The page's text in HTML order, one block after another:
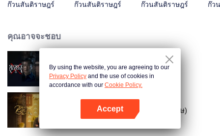
ก๊วนสันติราษฎร์
ก๊วนสันติราษฎร์
ก๊วนสันติราษฎร์
ก๊ว
คุณอาจจะชอบ
หักเหลี่ยมทรชน
ป่วนหัวใจหมอเทวดา (พากย์อังกฤษ)
By using the website, you are agreeing to our
Privacy Policy and the use of cookies in
accordance with our Cookie Policy.
Accept